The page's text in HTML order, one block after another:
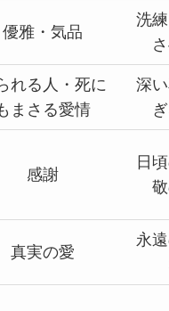
優雅・気品
洗
れる人・死に
まさる愛情
深
感謝
日
真実の愛
永